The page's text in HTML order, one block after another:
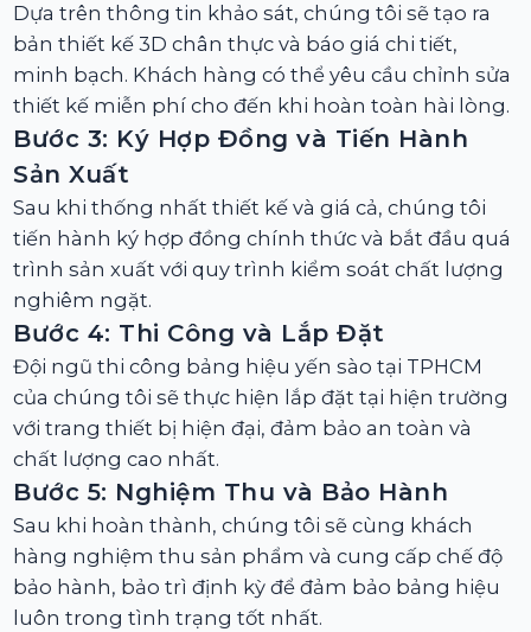
Dựa trên thông tin khảo sát, chúng tôi sẽ tạo ra
bản thiết kế 3D chân thực và báo giá chi tiết,
minh bạch. Khách hàng có thể yêu cầu chỉnh sửa
thiết kế miễn phí cho đến khi hoàn toàn hài lòng.
Bước 3: Ký Hợp Đồng và Tiến Hành
Sản Xuất
Sau khi thống nhất thiết kế và giá cả, chúng tôi
tiến hành ký hợp đồng chính thức và bắt đầu quá
trình sản xuất với quy trình kiểm soát chất lượng
nghiêm ngặt.
Bước 4: Thi Công và Lắp Đặt
Đội ngũ thi công bảng hiệu yến sào tại TPHCM
của chúng tôi sẽ thực hiện lắp đặt tại hiện trường
với trang thiết bị hiện đại, đảm bảo an toàn và
chất lượng cao nhất.
Bước 5: Nghiệm Thu và Bảo Hành
Sau khi hoàn thành, chúng tôi sẽ cùng khách
hàng nghiệm thu sản phẩm và cung cấp chế độ
bảo hành, bảo trì định kỳ để đảm bảo bảng hiệu
luôn trong tình trạng tốt nhất.